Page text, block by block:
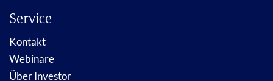
Service
Kontakt
Webinare
Über Investor